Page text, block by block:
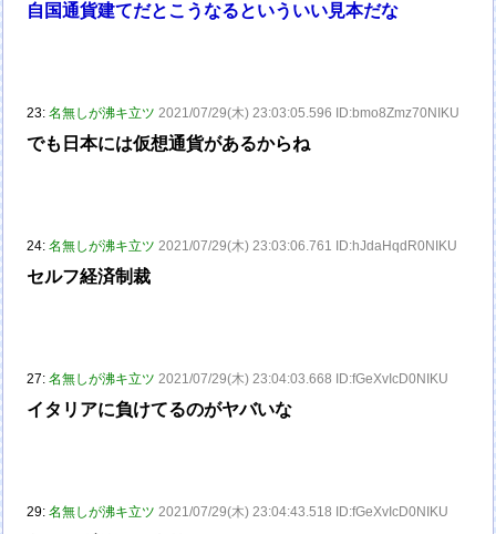
自国通貨建てだとこうなるといういい見本だな
23:名無しが沸キ立ツ 2021/07/29(木) 23:03:05.596 ID:bmo8Zmz70NIKU
でも日本には仮想通貨があるからね
24:名無しが沸キ立ツ 2021/07/29(木) 23:03:06.761 ID:hJdaHqdR0NIKU
セルフ経済制裁
27:名無しが沸キ立ツ 2021/07/29(木) 23:04:03.668 ID:fGeXvIcD0NIKU
イタリアに負けてるのがヤバいな
29:名無しが沸キ立ツ 2021/07/29(木) 23:04:43.518 ID:fGeXvIcD0NIKU